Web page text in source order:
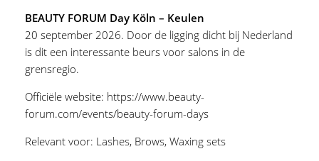
BEAUTY FORUM Day Köln – Keulen
20 september 2026. Door de ligging dicht bij Nederland
is dit een interessante beurs voor salons in de
grensregio.
Officiële website: https://www.beauty-
forum.com/events/beauty-forum-days
Relevant voor: Lashes, Brows, Waxing sets